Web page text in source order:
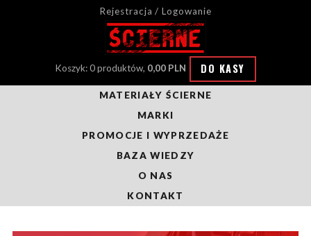
Rejestracja / Logowanie
Koszyk: 0 produktów, 0,00 PLN DO KASY
MATERIAŁY ŚCIERNE
MARKI
PROMOCJE I WYPRZEDAŻE
BAZA WIEDZY
O NAS
KONTAKT